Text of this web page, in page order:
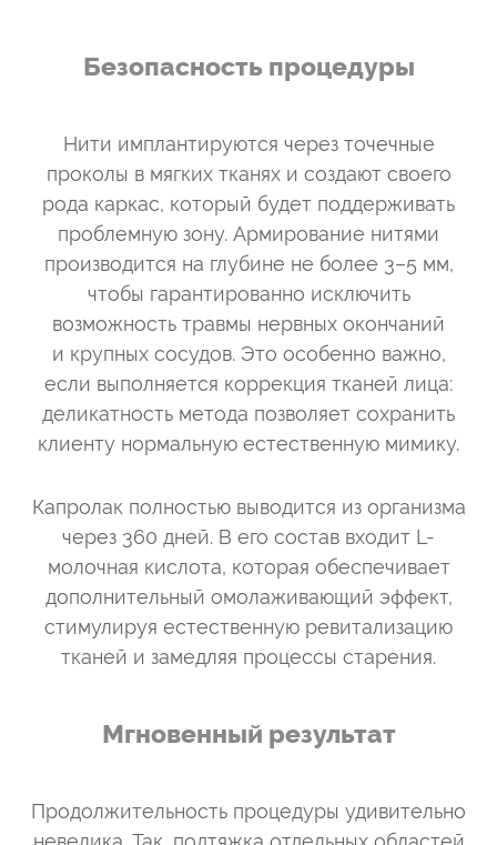
Безопасность процедуры
Нити имплантируются через точечные
проколы в мягких тканях и создают своего
рода каркас, который будет поддерживать
проблемную зону. Армирование нитями
производится на глубине не более 3–5 мм,
чтобы гарантированно исключить
возможность травмы нервных окончаний
и крупных сосудов. Это особенно важно,
если выполняется коррекция тканей лица:
деликатность метода позволяет сохранить
клиенту нормальную естественную мимику.
Капролак полностью выводится из организма
через 360 дней. В его состав входит L-
молочная кислота, которая обеспечивает
дополнительный омолаживающий эффект,
стимулируя естественную ревитализацию
тканей и замедляя процессы старения.
Мгновенный результат
Продолжительность процедуры удивительно